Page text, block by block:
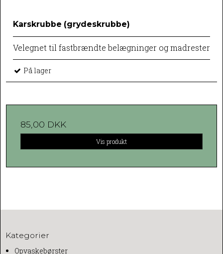
Karskrubbe (grydeskrubbe)
Velegnet til fastbrændte belægninger og madrester
På lager
85,00 DKK
Vis produkt
Kategorier
Opvaskebørster